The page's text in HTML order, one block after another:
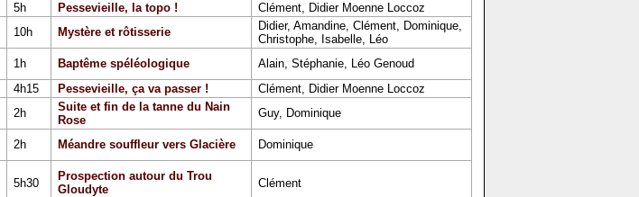
5h Pessevieille, la topo !
Clément, Didier Moenne Loccoz
10h Mystère et rôtisserie
Didier, Amandine, Clément, Dominique,
Christophe, Isabelle, Léo
1h Baptême spéléologique
Alain, Stéphanie, Léo Genoud
4h15 Pessevieille, ça va passer !
Clément, Didier Moenne Loccoz
2h
Suite et fin de la tanne du Nain
Rose
Guy, Dominique
2h Méandre souffleur vers Glacière
Dominique
5h30
Prospection autour du Trou
Gloudyte
Clément